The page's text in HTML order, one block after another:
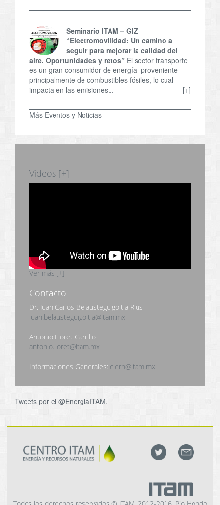
Seminario ITAM – GIZ
“Electromovilidad: Un camino a
seguir para mejorar la calidad del
aire. Oportunidades y retos” El sector transporte
es un gran consumidor de energía, proveniente
principalmente de combustibles fósiles, lo cual
impacta en las emisiones...
[+]
Más Eventos y Noticias
Videos [+]
Ver más [+]
Contacto
Dr. Juan Carlos Belausteguigoitia Rius
juan.belausteguigoitia@itam.mx
Antonio Lloret Carrillo
antonio.lloret@itam.mx
Informaciones Generales: ciern@itam.mx
Tweets por el @EnergiaITAM.